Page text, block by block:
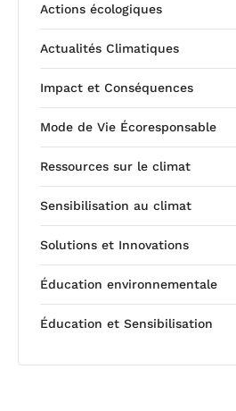
Actions écologiques
Actualités Climatiques
Impact et Conséquences
Mode de Vie Écoresponsable
Ressources sur le climat
Sensibilisation au climat
Solutions et Innovations
Éducation environnementale
Éducation et Sensibilisation